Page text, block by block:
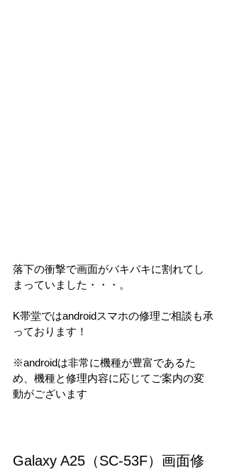
落下の衝撃で画面がバキバキに割れてし
まっていました・・・。
K帯堂ではandroidスマホの修理ご相談も承
っております！
※androidは非常に機種が豊富であるた
め、機種と修理内容に応じてご案内の変
動がございます
Galaxy A25（SC-53F）画面修